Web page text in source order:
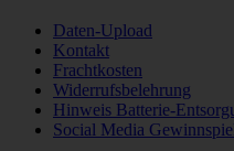
Daten-Upload
Kontakt
Frachtkosten
Widerrufsbelehrung
Hinweis Batterie-
Social Media